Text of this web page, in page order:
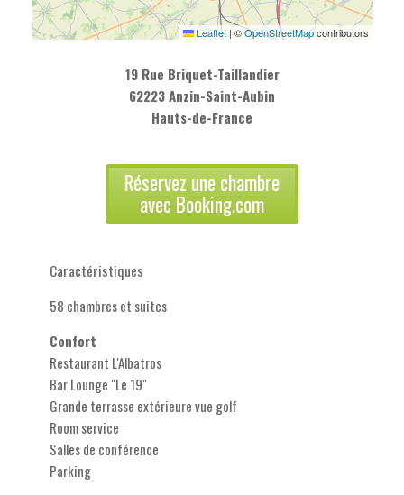
Leaflet | ©OpenStreetMapcontributors
19 Rue Briquet-Taillandier
62223 Anzin-Saint-Aubin
Hauts-de-France
Réservez une chambre
avec Booking.com
Caractéristiques
58 chambres et suites
Confort
Restaurant L'Albatros
Bar Lounge "Le 19"
Grande terrasse extérieure vue golf
Room service
Salles de conférence
Parking